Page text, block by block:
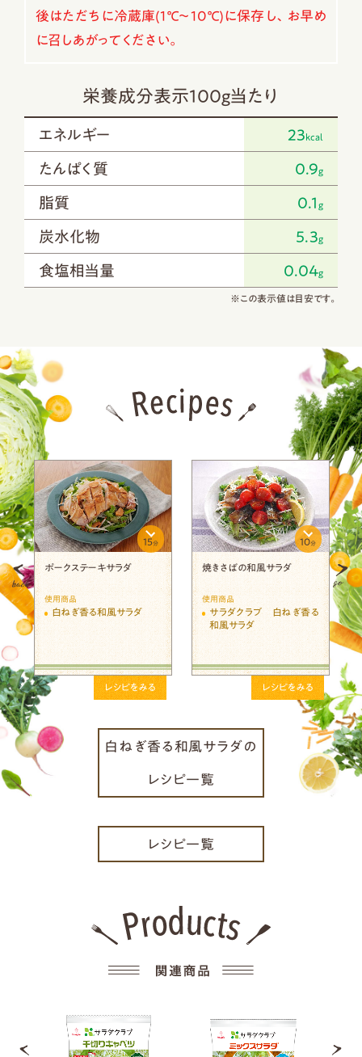
後はただちに冷蔵庫(1℃～10℃)に保存し、お早め
に召しあがってください。
栄養成分表示100g当たり
エネルギー 23 kcal
たんぱく質 0.9g
脂質 0.1 g
炭水化物 5.3g
食塩相当量 0.04g
※この表示値は目安です。
ポークステーキサラダ
15分
使用商品
白ねぎ香る和風サラダ
レシピをみる
焼きさばの和風サラダ
10分
使用商品
サラダクラブ 白ねぎ香る
和風サラダ
レシピをみる
白ねぎ香る和風サラダの
レシピ一覧
レシピ一覧